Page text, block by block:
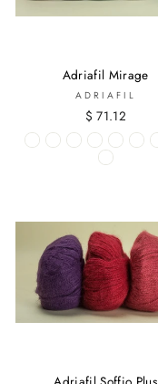
Adriafil Mirage
ADRIAFIL
$ 71.12